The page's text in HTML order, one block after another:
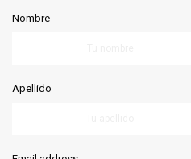
Nombre
Apellido